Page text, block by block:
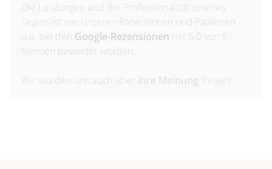
Die Leistungen und die Professionalität unseres
Teams ist von unseren Patientinnen und Patienten
u.a. bei den Google-Rezensionen mit 5.0 von 5
Sternen bewertet worden.
Wir würden uns auch über Ihre Meinung freuen!